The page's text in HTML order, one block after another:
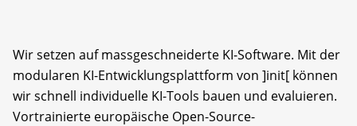
Wir setzen auf massgeschneiderte KI-Software. Mit der
modularen KI-Entwicklungsplattform von ]init[ können
wir schnell individuelle KI-Tools bauen und evaluieren.
Vortrainierte europäische Open-Source-